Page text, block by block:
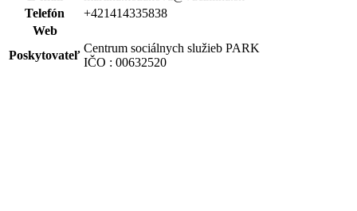
Telefón
+421414335838
Web
Poskytovateľ
Centrum sociálnych služieb PARK
IČO : 00632520